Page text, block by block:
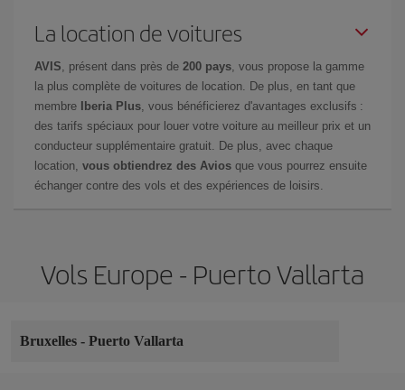
La location de voitures
AVIS , présent dans près de 200 pays , vous propose la gamme
la plus complète de voitures de location. De plus, en tant que
membre
Iberia Plus , vous bénéficierez d'avantages exclusifs :
des tarifs spéciaux pour louer votre voiture au meilleur prix et un
conducteur supplémentaire gratuit. De plus, avec chaque
location, vous obtiendrez des Avios que vous pourrez ensuite
échanger contre des vols et des expériences de loisirs.
Vols Europe - Puerto Vallarta
Bruxelles - Puerto Vallarta